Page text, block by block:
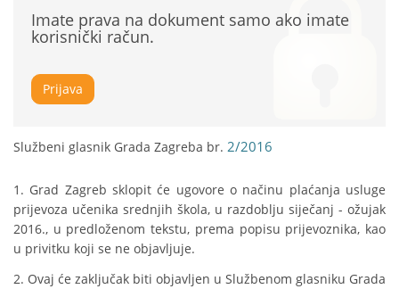
Imate prava na dokument samo ako imate
korisnički račun.
Prijava
Službeni glasnik Grada Zagreba br. 2/2016
1. Grad Zagreb sklopit će ugovore o načinu plaćanja usluge
prijevoza učenika srednjih škola, u razdoblju siječanj - ožujak
2016., u predloženom tekstu, prema popisu prijevoznika, kao
u privitku koji se ne objavljuje.
2. Ovaj će zaključak biti objavljen u Službenom glasniku Grada